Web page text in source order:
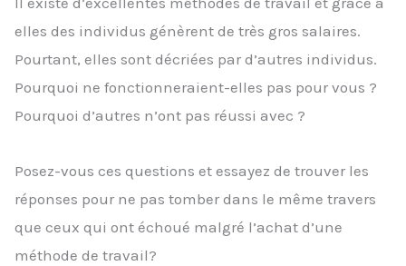
elles des individus génèrent de très gros salaires.
Pourtant, elles sont décriées par d’autres individus.
Pourquoi ne fonctionneraient-elles pas pour vous ?
Pourquoi d’autres n’ont pas réussi avec ?
Posez-vous ces questions et essayez de trouver les
réponses pour ne pas tomber dans le même travers
que ceux qui ont échoué malgré l’achat d’une
méthode de travail?